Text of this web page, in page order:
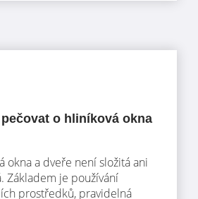
o hliníková okna
okna a dveře není složitá ani
Základem je používání
prostředků, pravidelná